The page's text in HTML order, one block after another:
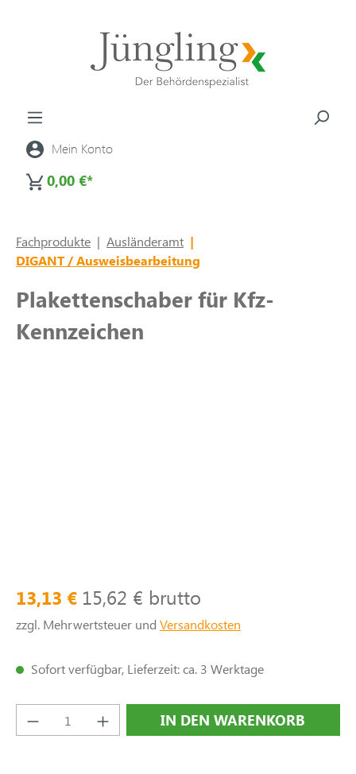
Mein Konto
0,00 €*
Fachprodukte | Ausländeramt |
DIGANT / Ausweisbearbeitung
Plakettenschaber für Kfz-
Kennzeichen
13,13 € 15,62 € brutto
zzgl. Mehrwertsteuer und Versandkosten
Sofort verfügbar, Lieferzeit: ca. 3 Werktage
Produkt Anzahl: Gib den gewünschten
IN DEN WARENKORB